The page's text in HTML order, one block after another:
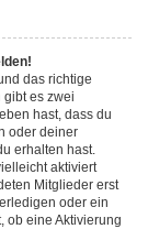
das richtige
gibt es zwei
hast, dass du
oder deiner
erhalten hast.
aktiviert
Mitglieder erst
oder ein
ob eine Aktivierung